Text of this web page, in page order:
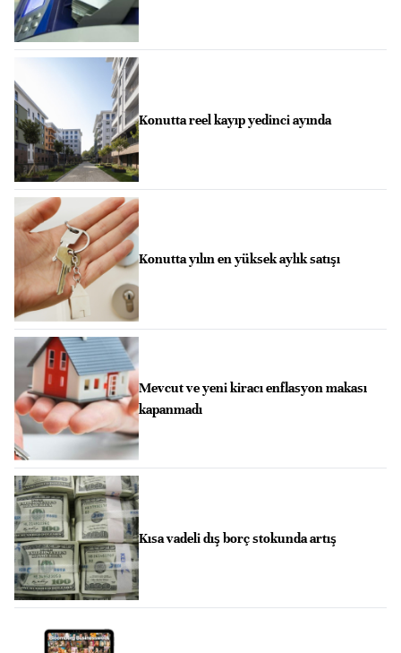
Konutta reel kayıp yedinci ayında
Konutta yılın en yüksek aylık satışı
Mevcut ve yeni kiracı enflasyon makası
kapanmadı
Kısa vadeli dış borç stokunda artış